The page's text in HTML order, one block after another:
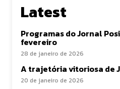
Latest
Programas do Jornal
fevereiro
28 de janeiro de 2026
A trajetória vitoriosa de
20 de janeiro de 2026